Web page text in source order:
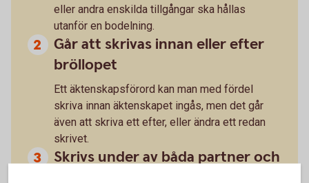
eller andra enskilda tillgångar ska hållas
utanför en bodelning.
Går att skrivas innan eller efter
bröllopet
Ett äktenskapsförord kan man med fördel
skriva innan äktenskapet ingås, men det går
även att skriva ett efter, eller ändra ett redan
skrivet.
Skrivs under av båda partner och